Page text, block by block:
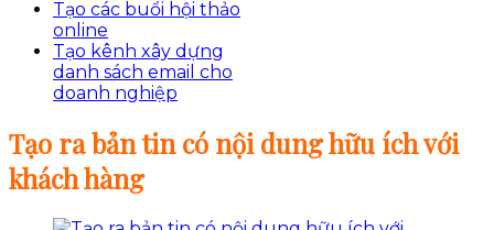
Tạo các buổi hội thảo
online
Tạo kênh xây dựng
danh sách email cho
doanh nghiệp
Tạo ra bản tin có nội dung hữu ích với
khách hàng